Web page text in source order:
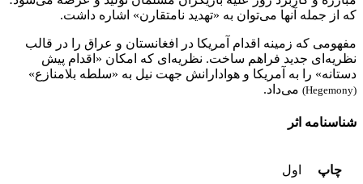
که از جمله آنها می‌توان به «تهدید نامتقارن» اشاره داشت.
مفهومی که زمینه اقدام آمریکا در افغانستان و عراق را در قالب
نظریه‌ای جدید فراهم ساخت. نظریه‌ای که امکان «اقدام پیش
دستانه» را به آمریکا و هوادارانش جهت نیل به «سلطه بلامنازع»
(Hegemony) می‌داد.
شناسنامه اثر
چاپ اول